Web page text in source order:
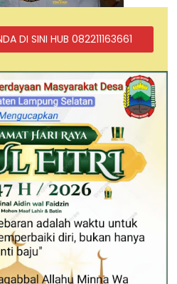
DI SINI HUB 082211163661